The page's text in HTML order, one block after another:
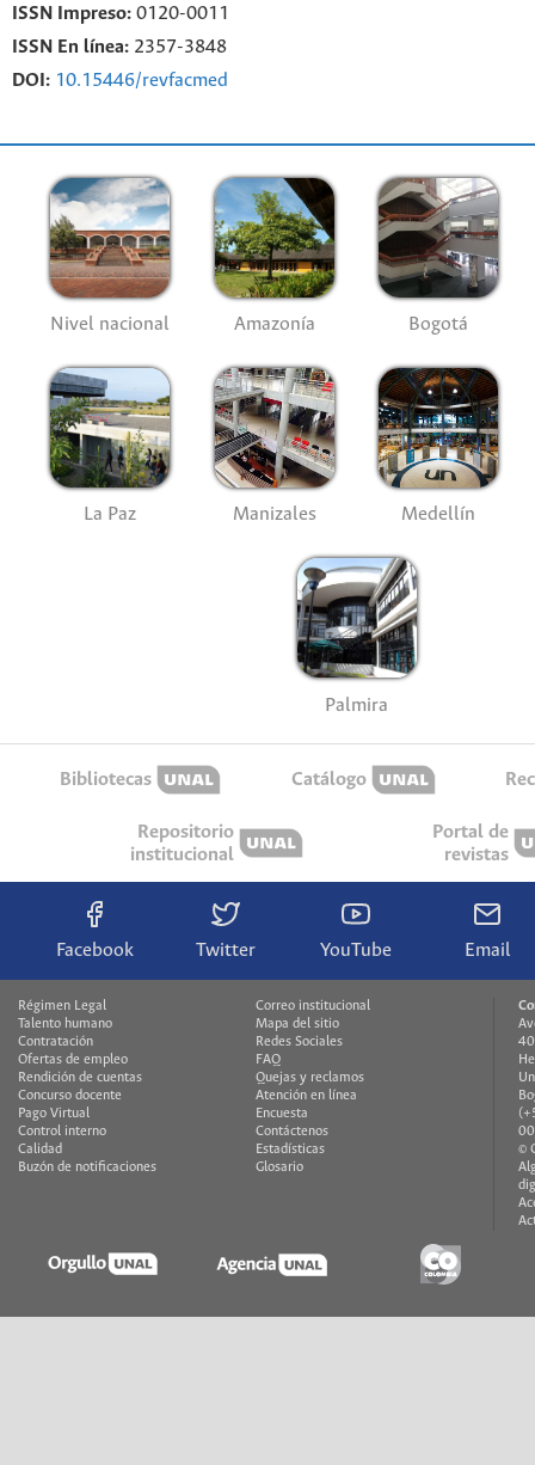
ISSN Impreso: 0120-0011
ISSN En línea: 2357-3848
DOI: 10.15446/revfacmed
Nivel nacional Amazonía Bogotá
La Paz Manizales Medellín
Palmira
Bibliotecas Catálogo
Repositorio
institucional
Portal de
revistas
Facebook Twitter YouTube Email
Régimen Legal
Talento humano
Contratación
Ofertas de empleo
Rendición de cuentas
Concurso docente
Pago Virtual
Control interno
Calidad
Buzón de notificaciones
Correo institucional
Mapa del sitio
Redes Sociales
FAQ
Quejas y reclamos
Atención en línea
Encuesta
Contáctenos
Estadísticas
Glosario
©